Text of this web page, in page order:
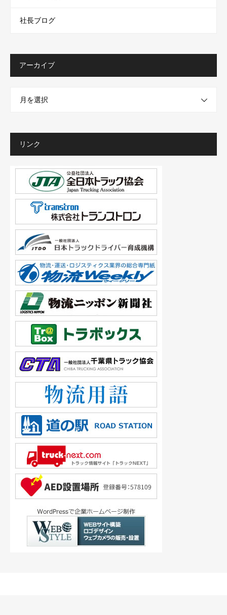
社長ブログ
アーカイブ
月を選択
リンク